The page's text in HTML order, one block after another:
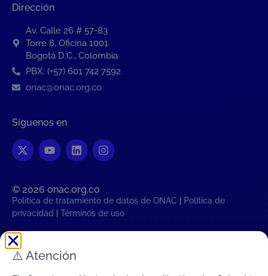
Dirección
Av. Calle 26 # 57-83
Torre 8, Oficina 1001
Bogotá D.C., Colombia
PBX: (+57) 601 742 7592
onac@onac.org.co
Síguenos en
© 2026 onac.org.co​
Política de tratamiento de datos de ONAC | Política de
privacidad | Términos de uso
Jue, 6 de Agosto de 2026 02:37:57
⚠️ Atención